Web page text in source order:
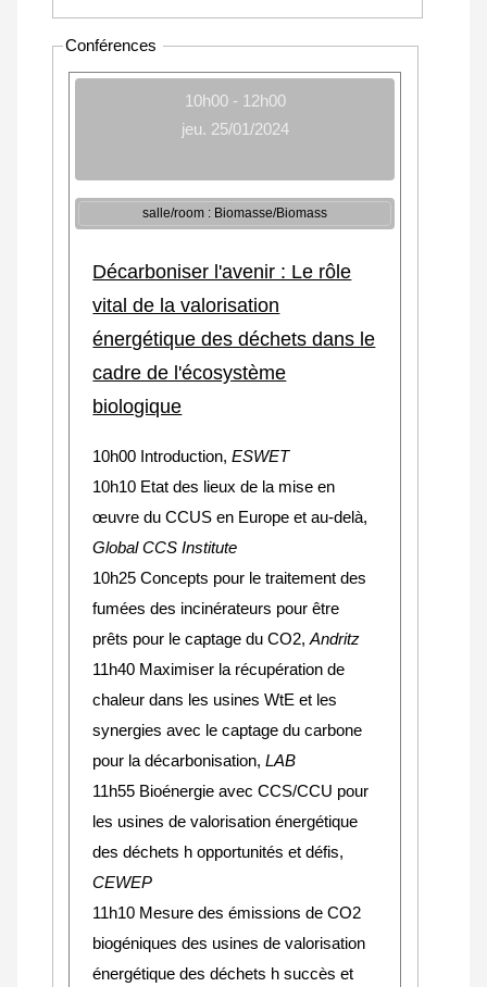
Conférences
10h00 - 12h00
jeu. 25/01/2024
salle/room : Biomasse/Biomass
Décarboniser l'avenir : Le rôle
vital de la valorisation
énergétique des déchets dans le
cadre de l'écosystème
biologique
10h00 Introduction,ESWET
10h10 Etat des lieux de la mise en
œuvre du CCUS en Europe et au-delà,
Global CCS Institute
10h25Concepts pour le traitement des
fumées des incinérateurs pour être
prêts pour le captage du CO2,Andritz
11h40 Maximiser la récupération de
chaleur dans les usines WtE et les
synergies avec le captage du carbone
pour la décarbonisation,LAB
11h55 Bioénergie avec CCS/CCU pour
les usines de valorisation énergétique
des déchets h opportunités et défis,
CEWEP
11h10 Mesure des émissions de CO2
biogéniques des usines de valorisation
énergétique des déchets h succès et